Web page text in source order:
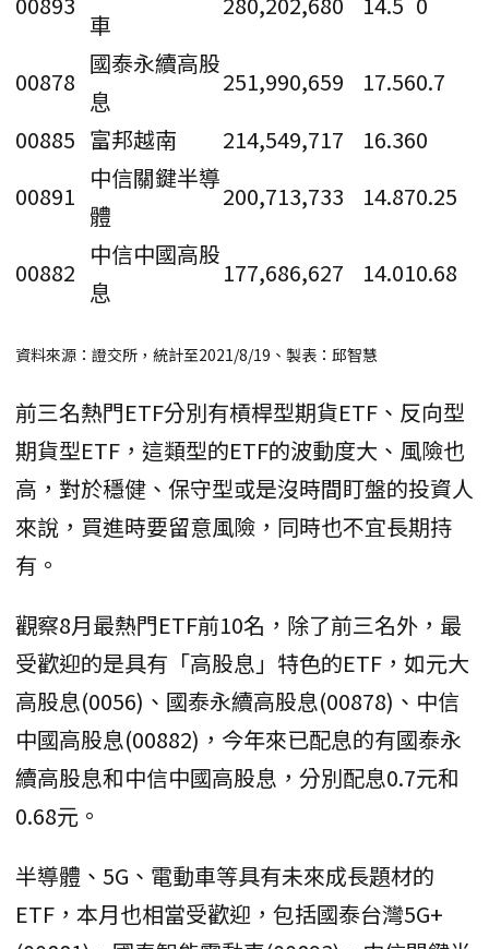
車
00878
國泰永續高股
息
251,990,659 17.560.7
00885 富邦越南 214,549,717 16.360
00891
中信關鍵半導
體
200,713,733 14.870.25
00882
中信中國高股
息
177,686,627 14.010.68
資料來源：證交所，統計至2021/8/19、製表：邱智慧
前三名熱門ETF分別有槓桿型期貨ETF、反向型
期貨型ETF，這類型的ETF的波動度大、風險也
高，對於穩健、保守型或是沒時間盯盤的投資人
來說，買進時要留意風險，同時也不宜長期持
有。
觀察8月最熱門ETF前10名，除了前三名外，最
受歡迎的是具有「高股息」特色的ETF，如元大
高股息(0056)、國泰永續高股息(00878)、中信
中國高股息(00882)，今年來已配息的有國泰永
續高股息和中信中國高股息，分別配息0.7元和
0.68元。
半導體、5G、電動車等具有未來成長題材的
ETF，本月也相當受歡迎，包括國泰台灣5G+